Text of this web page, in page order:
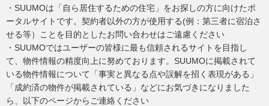
・SUUMOは「自ら居住するための住宅」をお探しの方に向けたポ
ータルサイトです。契約者以外の方が使用する(例：第三者に宿泊さ
せる等）ことを目的としたお問い合わせはご遠慮ください
・SUUMOではユーザーの皆様に最も信頼されるサイトを目指し
て、物件情報の精度向上に努めております。SUUMOに掲載されて
いる物件情報について「事実と異なる点や誤解を招く表現がある」
「成約済の物件が掲載されている」などにお気づきになりました
ら、以下のページからご連絡ください